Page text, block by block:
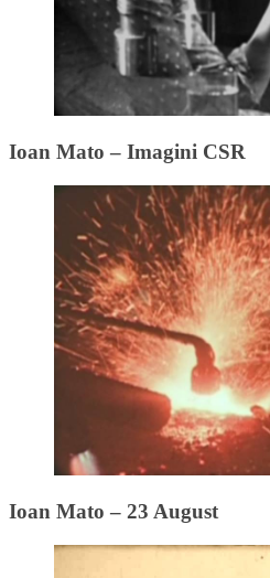
Ioan Mato – Imagini CSR
Ioan Mato – 23 August